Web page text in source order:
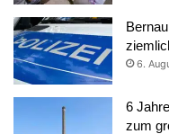
6.
6
zum